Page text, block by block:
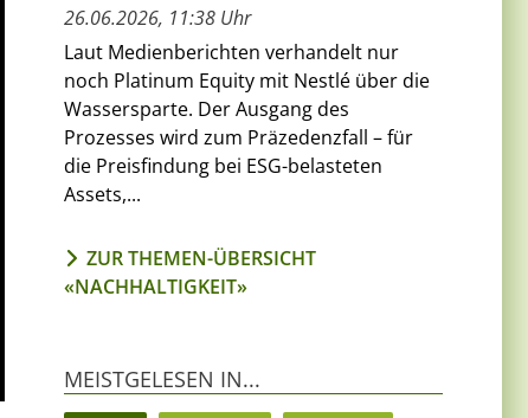
26.06.2026, 11:38 Uhr
Laut Medienberichten verhandelt nur
noch Platinum Equity mit Nestlé über die
Wassersparte. Der Ausgang des
Prozesses wird zum Präzedenzfall – für
die Preisfindung bei ESG-belasteten
Assets,...
ZUR THEMEN-ÜBERSICHT
«NACHHALTIGKEIT»
MEISTGELESEN IN...